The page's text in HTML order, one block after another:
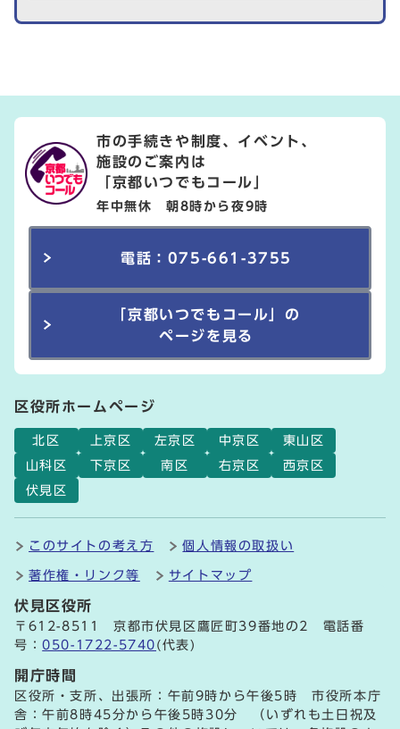
市の手続きや制度、イベント、
施設のご案内は
「京都いつでもコール」
年中無休 朝8時から夜9時
電話：075-661-3755
「京都いつでもコール」の
ページを見る
区役所ホームページ
北区 上京区 左京区 中京区
東山区
山科区
下京区 南区 右京区
西京区
伏見区
このサイトの考え方 個人情報の取扱い
著作権・リンク等 サイトマップ
伏見区役所
〒612-8511 京都市伏見区鷹匠町39番地の2 電話番
号：050-1722-5740 (代表)
開庁時間
区役所・支所、出張所：午前9時から午後5時 市役所本庁
舎：午前8時45分から午後5時30分 （いずれも土日祝及